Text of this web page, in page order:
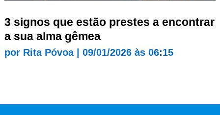
3 signos que estão prestes a encontrar
a sua alma gêmea
por Rita Póvoa| 09/01/2026 às 06:15